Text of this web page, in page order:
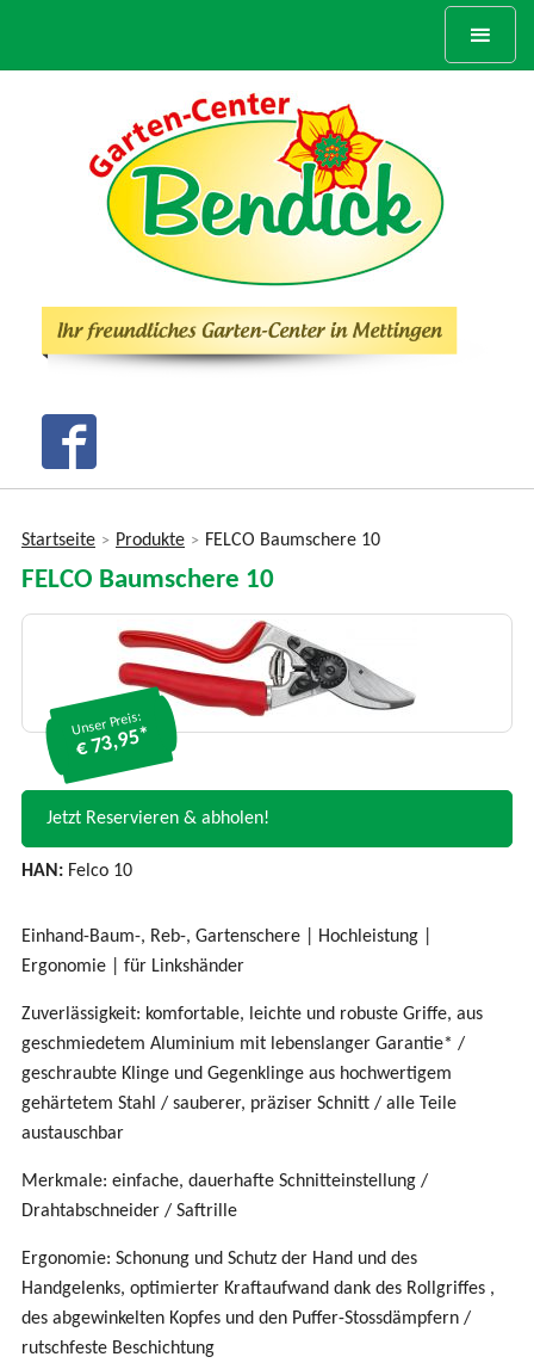
sind
hier
Startseite > Produkte > FELCO Baumschere 10
FELCO Baumschere 10
Unser Preis:
€ 73,95*
Jetzt Reservieren & abholen!
HAN: Felco 10
Einhand-Baum-, Reb-, Gartenschere | Hochleistung |
Ergonomie | für Linkshänder
Zuverlässigkeit: komfortable, leichte und robuste Griffe, aus
geschmiedetem Aluminium mit lebenslanger Garantie* /
geschraubte Klinge und Gegenklinge aus hochwertigem
gehärtetem Stahl / sauberer, präziser Schnitt / alle Teile
austauschbar
Merkmale: einfache, dauerhafte Schnitteinstellung /
Drahtabschneider / Saftrille
Ergonomie: Schonung und Schutz der Hand und des
Handgelenks, optimierter Kraftaufwand dank des Rollgriffes ,
des abgewinkelten Kopfes und den Puffer-Stossdämpfern /
rutschfeste Beschichtung